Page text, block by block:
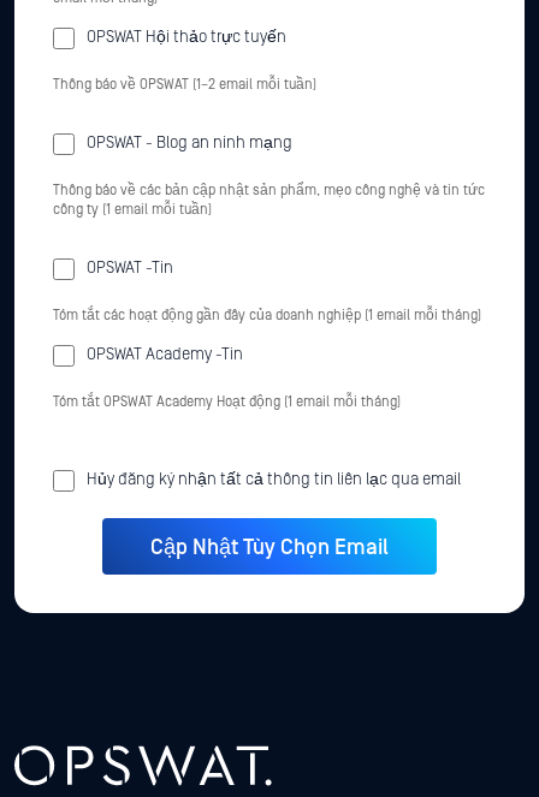
OPSWAT Hội thảo trực tuyến
Thông báo về OPSWAT (1–2 email mỗi tuần)
OPSWAT - Blog an ninh mạng
Thông báo về các bản cập nhật sản phẩm, mẹo công nghệ và tin tức
công ty (1 email mỗi tuần)
OPSWAT -Tin
Tóm tắt các hoạt động gần đây của doanh nghiệp (1 email mỗi tháng)
OPSWAT Academy -Tin
Tóm tắt OPSWAT Academy Hoạt động (1 email mỗi tháng)
Hủy đăng ký nhận tất cả thông tin liên lạc qua email